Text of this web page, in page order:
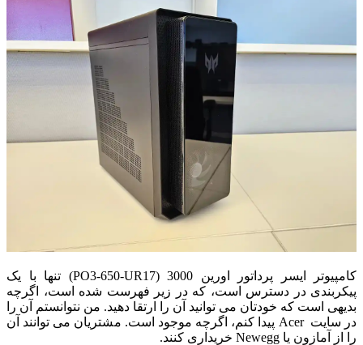
کامپیوتر ایسر پرداتور اورین 3000 (PO3-650-UR17) تنها با یک
پیکربندی در دسترس است، که در زیر فهرست شده است، اگرچه
بدیهی است که خودتان می توانید آن را ارتقا دهید. من نتوانستم آن را
در سایت Acer پیدا کنم، اگرچه موجود است. مشتریان می توانند آن
را از آمازون یا Newegg خریداری کنند.